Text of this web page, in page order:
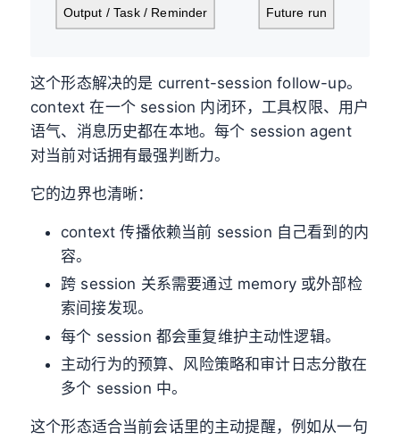
Output / Task / Reminder Future run
这个形态解决的是 current-session follow-up。
context 在一个 session 内闭环，工具权限、用户
语气、消息历史都在本地。每个 session agent
对当前对话拥有最强判断力。
它的边界也清晰：
context 传播依赖当前 session 自己看到的内
容。
跨 session 关系需要通过 memory 或外部检
索间接发现。
每个 session 都会重复维护主动性逻辑。
主动行为的预算、风险策略和审计日志分散在
多个 session 中。
这个形态适合当前会话里的主动提醒，例如从一句